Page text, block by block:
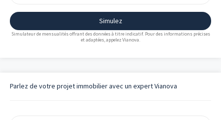
Simulez
Simulateur de mensualités offrant des données à titre indicatif. Pour des informations précises
et adaptées, appelez Vianova.
Parlez de votre projet immobilier avec un expert Vianova